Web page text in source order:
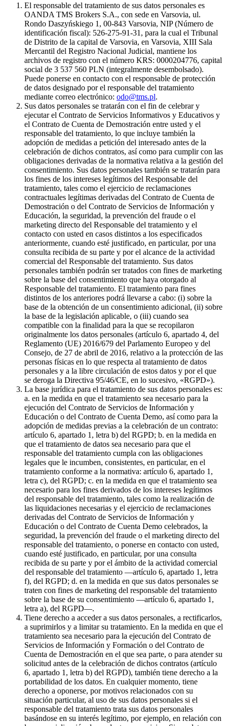
El responsable del tratamiento de sus datos personales es
OANDA TMS Brokers S.A., con sede en Varsovia, ul.
Rondo Daszyńskiego 1, 00-843 Varsovia, NIP (Número de
identificación fiscal): 526-275-91-31, para la cual el Tribunal
de Distrito de la capital de Varsovia, en Varsovia, XIII Sala
Mercantil del Registro Nacional Judicial, mantiene los
archivos de registro con el número KRS: 0000204776, capital
social de 3 537 560 PLN (integralmente desembolsado).
Puede ponerse en contacto con el responsable de protección
de datos designado por el responsable del tratamiento
mediante correo electrónico: odo@tms.pl.
Sus datos personales se tratarán con el fin de celebrar y
ejecutar el Contrato de Servicios Informativos y Educativos y
el Contrato de Cuenta de Demostración entre usted y el
responsable del tratamiento, lo que incluye también la
adopción de medidas a petición del interesado antes de la
celebración de dichos contratos, así como para cumplir con las
obligaciones derivadas de la normativa relativa a la gestión del
consentimiento. Sus datos personales también se tratarán para
los fines de los intereses legítimos del Responsable del
tratamiento, tales como el ejercicio de reclamaciones
contractuales legítimas derivadas del Contrato de Cuenta de
Demostración o del Contrato de Servicios de Información y
Educación, la seguridad, la prevención del fraude o el
marketing directo del Responsable del tratamiento y el
contacto con usted en casos distintos a los especificados
anteriormente, cuando esté justificado, en particular, por una
consulta recibida de su parte y por el alcance de la actividad
comercial del Responsable del tratamiento. Sus datos
personales también podrán ser tratados con fines de marketing
sobre la base del consentimiento que haya otorgado al
Responsable del tratamiento. El tratamiento para fines
distintos de los anteriores podrá llevarse a cabo: (i) sobre la
base de la obtención de un consentimiento adicional, (ii) sobre
la base de la legislación aplicable, o (iii) cuando sea
compatible con la finalidad para la que se recopilaron
originalmente los datos personales (artículo 6, apartado 4, del
Reglamento (UE) 2016/679 del Parlamento Europeo y del
Consejo, de 27 de abril de 2016, relativo a la protección de las
personas físicas en lo que respecta al tratamiento de datos
personales y a la libre circulación de estos datos y por el que
se deroga la Directiva 95/46/CE, en lo sucesivo, «RGPD»).
La base jurídica para el tratamiento de sus datos personales es:
a. en la medida en que el tratamiento sea necesario para la
ejecución del Contrato de Servicios de Información y
Educación o del Contrato de Cuenta Demo, así como para la
adopción de medidas previas a la celebración de un contrato:
artículo 6, apartado 1, letra b) del RGPD; b. en la medida en
que el tratamiento de datos sea necesario para que el
responsable del tratamiento cumpla con las obligaciones
legales que le incumben, consistentes, en particular, en el
tratamiento conforme a la normativa: artículo 6, apartado 1,
letra c), del RGPD; c. en la medida en que el tratamiento sea
necesario para los fines derivados de los intereses legítimos
del responsable del tratamiento, tales como la realización de
las liquidaciones necesarias y el ejercicio de reclamaciones
derivadas del Contrato de Servicios de Información y
Educación o del Contrato de Cuenta Demo celebrados, la
seguridad, la prevención del fraude o el marketing directo del
responsable del tratamiento, o ponerse en contacto con usted,
cuando esté justificado, en particular, por una consulta
recibida de su parte y por el ámbito de la actividad comercial
del responsable del tratamiento —artículo 6, apartado 1, letra
f), del RGPD; d. en la medida en que sus datos personales se
traten con fines de marketing del responsable del tratamiento
sobre la base de su consentimiento —artículo 6, apartado 1,
letra a), del RGPD—.
Tiene derecho a acceder a sus datos personales, a rectificarlos,
a suprimirlos y a limitar su tratamiento. En la medida en que el
tratamiento sea necesario para la ejecución del Contrato de
Servicios de Información y Formación o del Contrato de
Cuenta de Demostración en el que sea parte, o para atender su
solicitud antes de la celebración de dichos contratos (artículo
6, apartado 1, letra b) del RGPD), también tiene derecho a la
portabilidad de los datos. En cualquier momento, tiene
derecho a oponerse, por motivos relacionados con su
situación particular, al uso de sus datos personales si el
responsable del tratamiento trata sus datos personales
basándose en su interés legítimo, por ejemplo, en relación con